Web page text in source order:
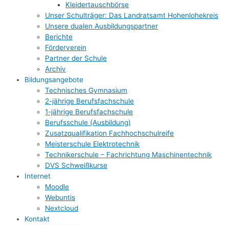
Kleidertauschbörse
Unser Schulträger: Das Landratsamt Hohenlohekreis
Unsere dualen Ausbildungspartner
Berichte
Förderverein
Partner der Schule
Archiv
Bildungsangebote
Technisches Gymnasium
2-jährige Berufsfachschule
1-jährige Berufsfachschule
Berufsschule (Ausbildung)
Zusatzqualifikation Fachhochschulreife
Meisterschule Elektrotechnik
Technikerschule – Fachrichtung Maschinentechnik
DVS Schweißkurse
Internet
Moodle
Webuntis
Nextcloud
Kontakt